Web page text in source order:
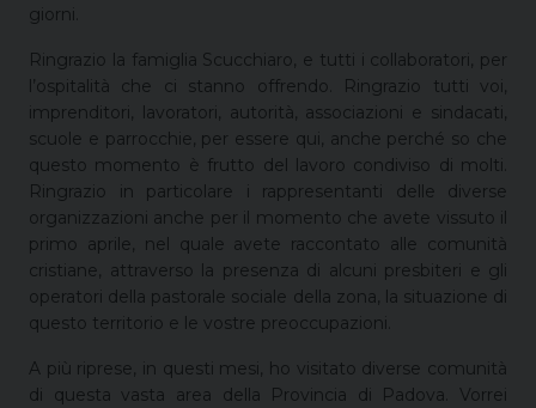
giorni.
Ringrazio la famiglia Scucchiaro, e tutti i collaboratori, per
l’ospitalità che ci stanno offrendo. Ringrazio tutti voi,
imprenditori, lavoratori, autorità, associazioni e sindacati,
scuole e parrocchie, per essere qui, anche perché so che
questo momento è frutto del lavoro condiviso di molti.
Ringrazio in particolare i rappresentanti delle diverse
organizzazioni anche per il momento che avete vissuto il
primo aprile, nel quale avete raccontato alle comunità
cristiane, attraverso la presenza di alcuni presbiteri e gli
operatori della pastorale sociale della zona, la situazione di
questo territorio e le vostre preoccupazioni.
A più riprese, in questi mesi, ho visitato diverse comunità
di questa vasta area della Provincia di Padova. Vorrei